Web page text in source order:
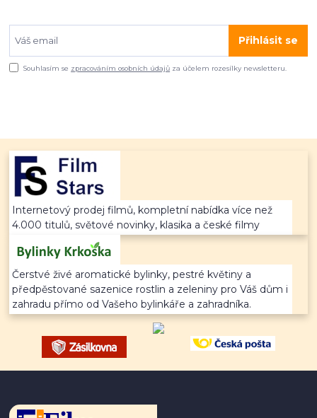
Přihlásit se
Souhlasím se zpracováním osobních údajů za účelem rozesílky newsletteru.
Internetový prodej filmů, kompletní nabídka více než
4.000 titulů, světové novinky, klasika a české filmy
Čerstvé živé aromatické bylinky, pestré květiny a
předpěstované sazenice rostlin a zeleniny pro Váš dům i
zahradu přímo od Vašeho bylinkáře a zahradníka.